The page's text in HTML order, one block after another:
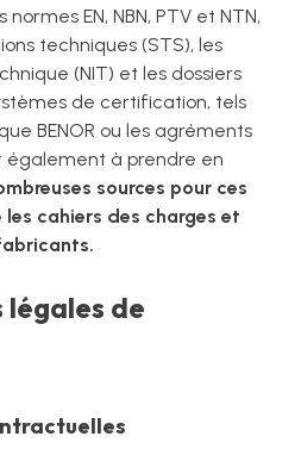
EN, NBN, PTV et NTN,
techniques (STS), les
(NIT) et les dossiers
de certification, tels
BENOR ou les agréments
également à prendre en
sources pour ces
cahiers des charges et
légales de